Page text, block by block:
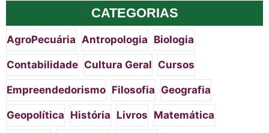
CATEGORIAS
AgroPecuária Antropologia Biologia
Contabilidade Cultura Geral Cursos
Empreendedorismo Filosofia Geografia
Geopolítica História Livros Matemática